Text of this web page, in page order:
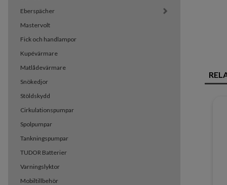
Eberspächer
Mastervolt
Fick och handlampor
Kupévärmare
Matlådevärmare
Snökedjor
Stöldskydd
Cirkulationspumpar
Spolpumpar
Tankningspumpar
TUDOR Batterier
Varningslyktor
Mobiltillbehör